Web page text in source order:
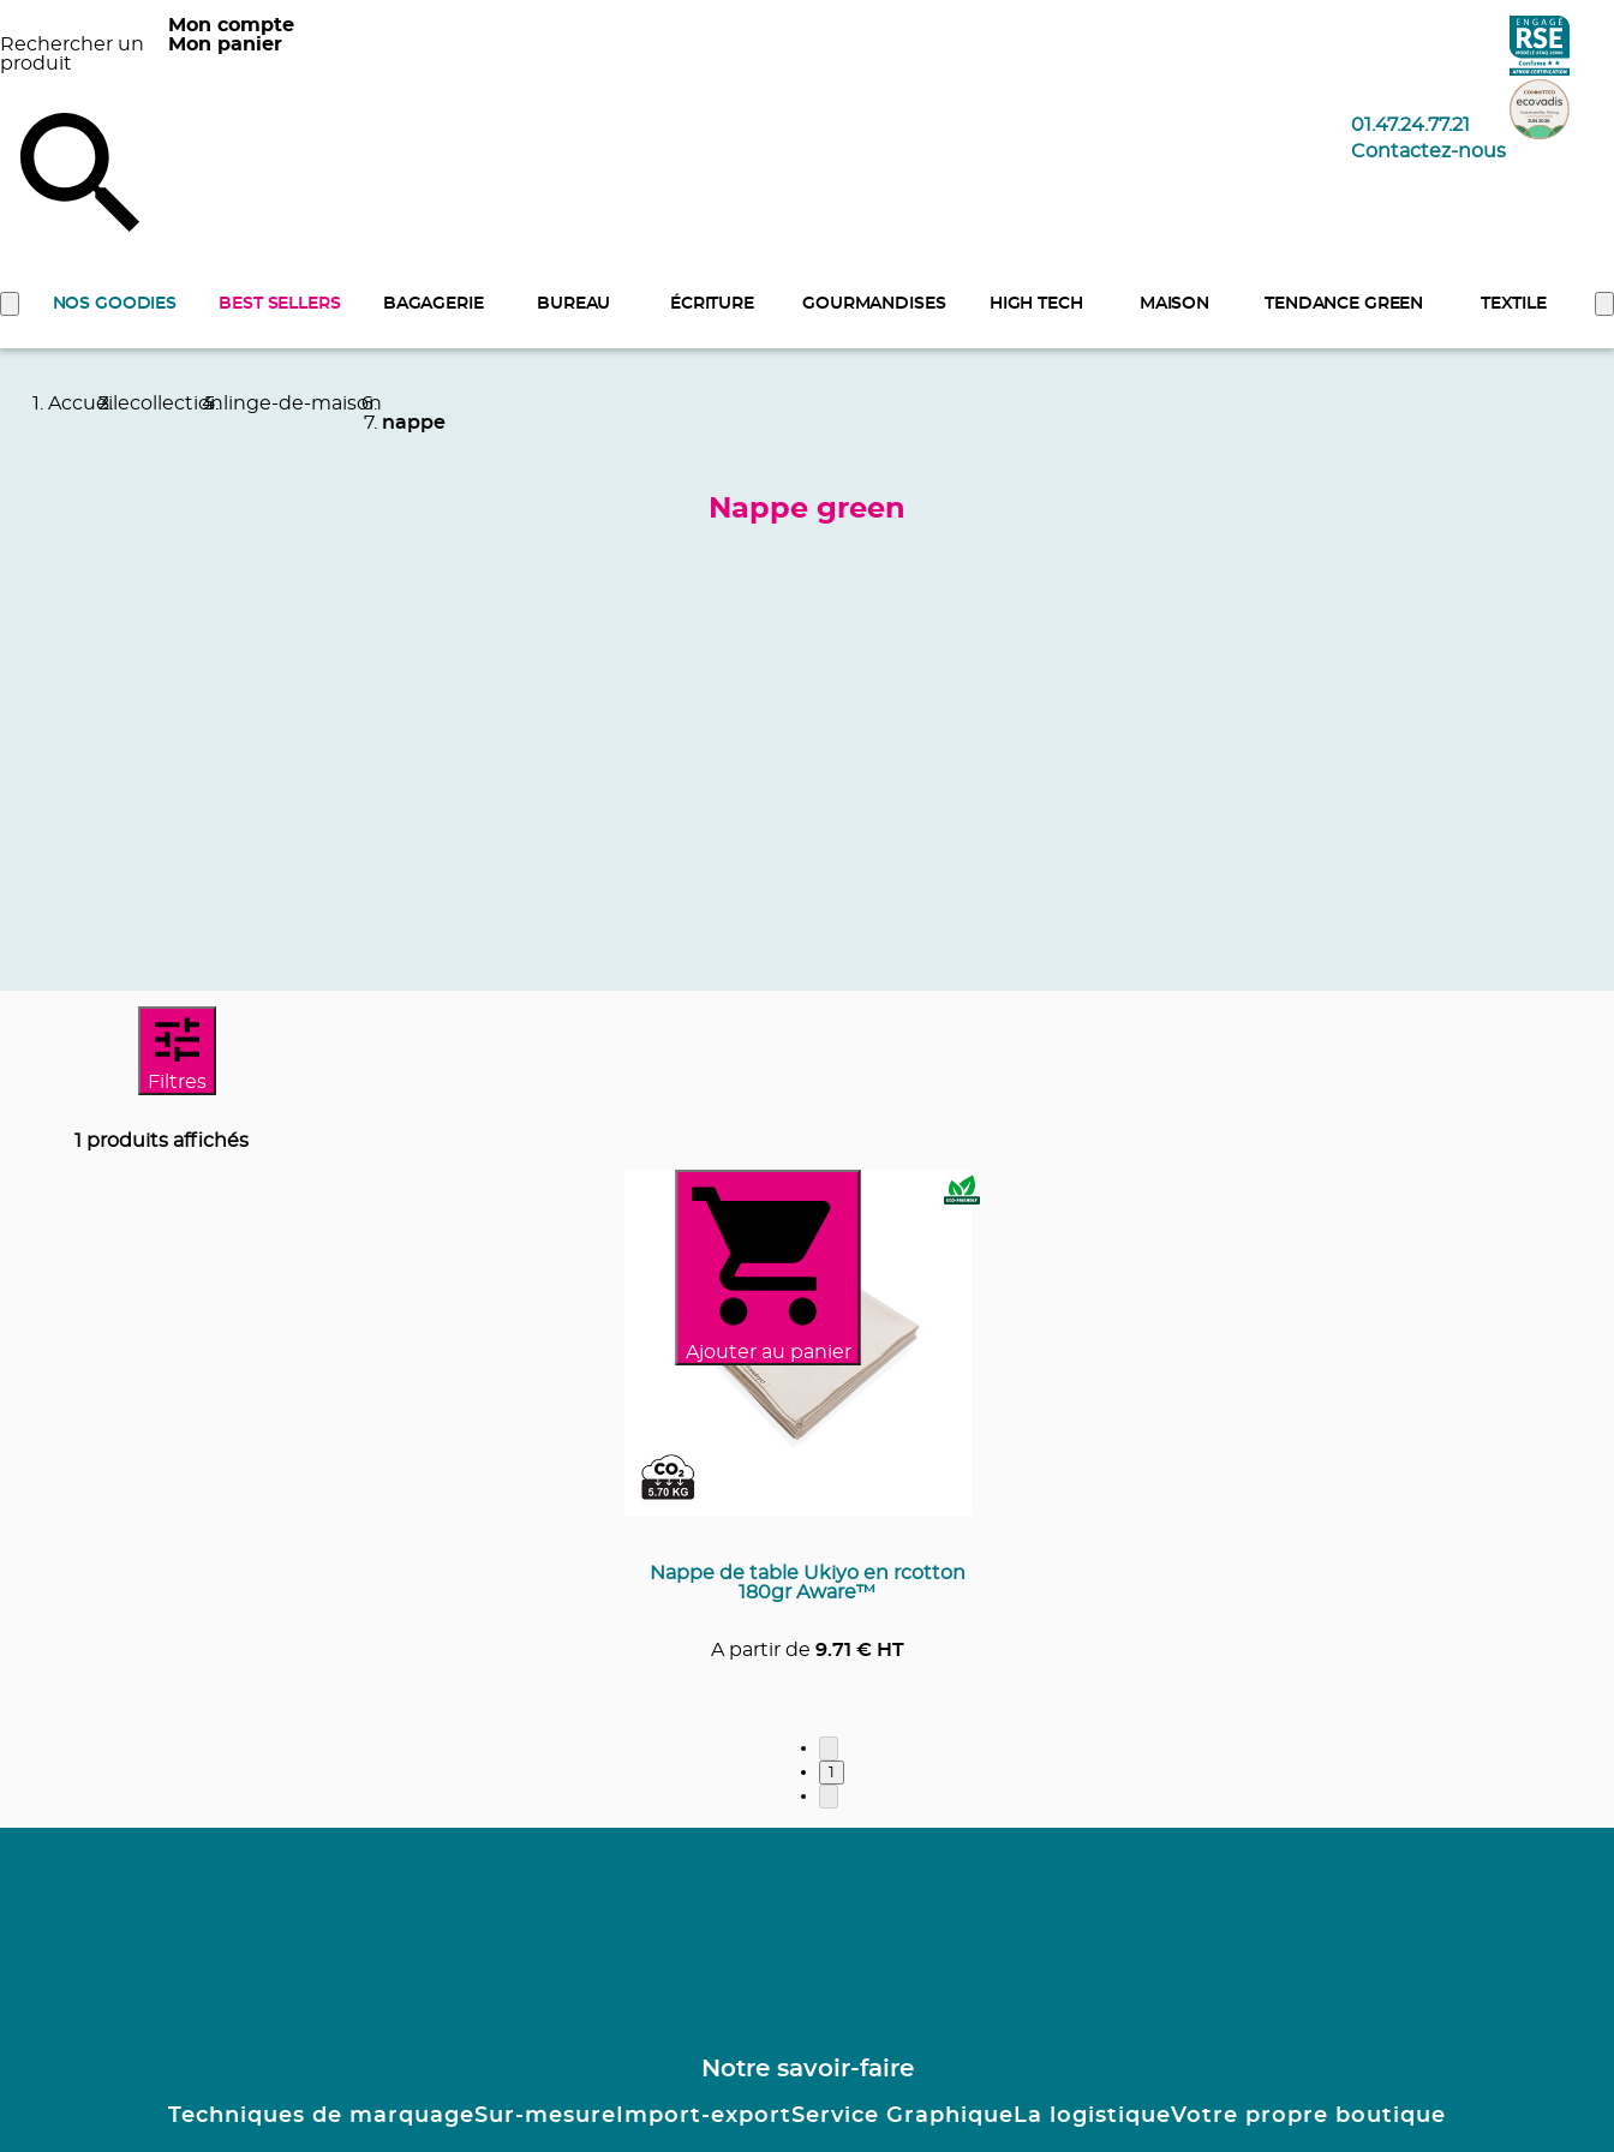
Rechercher un
produit
Mon compte
Mon panier
01.47.24.77.21
Contactez-nous
NOS GOODIES BEST SELLERS BAGAGERIE BUREAU ÉCRITURE GOURMANDISES HIGH TECH MAISON TENDANCE GREEN TEXTILE
Accueil ecollection linge-de-maison
nappe
Nappe green
Filtres
1 produits affichés
Ajouter au panier
Nappe de table Ukiyo en rcotton
180gr Aware™
A partir de 9.71 € HT
1
Notre savoir-faire
Techniques de marquageSur-mesure Import-exportService Graphique La logistiqueVotre propre boutique